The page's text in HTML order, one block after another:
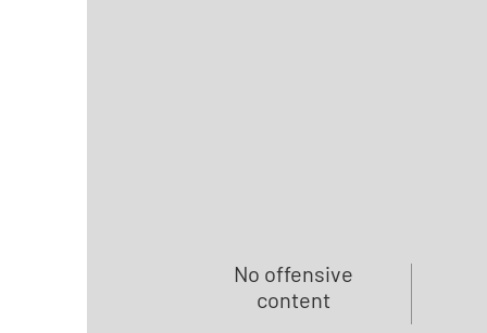
No offensive
content